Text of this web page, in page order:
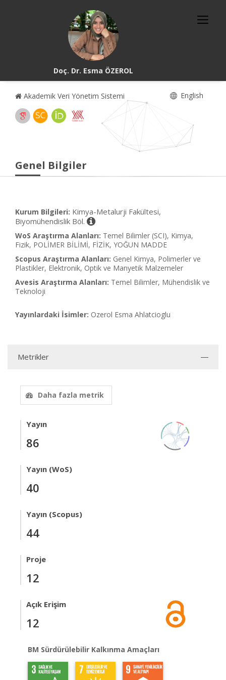
Doç. Dr. Esma ÖZEROL
Akademik Veri Yönetim Sistemi English
Genel Bilgiler
Kurum Bilgileri: Kimya-Metalurji Fakültesi,
Biyomühendislik Böl.
WoS Araştırma Alanları: Temel Bilimler (SCI), Kimya,
Fizik, POLİMER BİLİMİ, FİZİK, YOĞUN MADDE
Scopus Araştırma Alanları: Genel Kimya, Polimerler ve
Plastikler, Elektronik, Optik ve Manyetik Malzemeler
Avesis Araştırma Alanları: Temel Bilimler, Mühendislik ve
Teknoloji
Yayınlardaki İsimler: Ozerol Esma Ahlatcioglu
Metrikler
Daha fazla metrik
Yayın
86
Yayın (WoS)
40
Yayın (Scopus)
44
Proje
12
Açık Erişim
12
BM Sürdürülebilir Kalkınma Amaçları